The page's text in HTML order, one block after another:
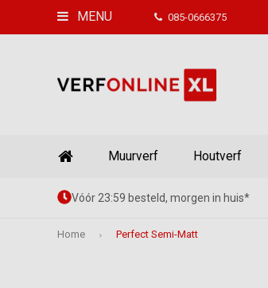
MENU 085-0666375
Muurverf Houtverf
Vóór 23:59 besteld, morgen in huis*
Home Perfect Semi-Matt